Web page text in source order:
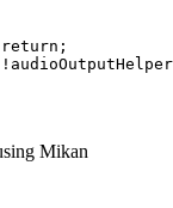
Mikan